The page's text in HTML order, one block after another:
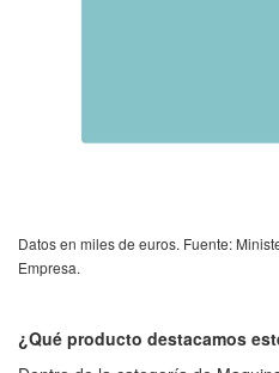
Datos en miles de euros. Fuente:
Empresa.
¿Qué producto destacamos